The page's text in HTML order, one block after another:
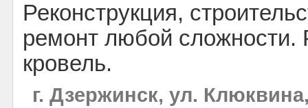
Реконструкция,
ремонт любой сложности.
кровель.
г. Дзержинск, ул.